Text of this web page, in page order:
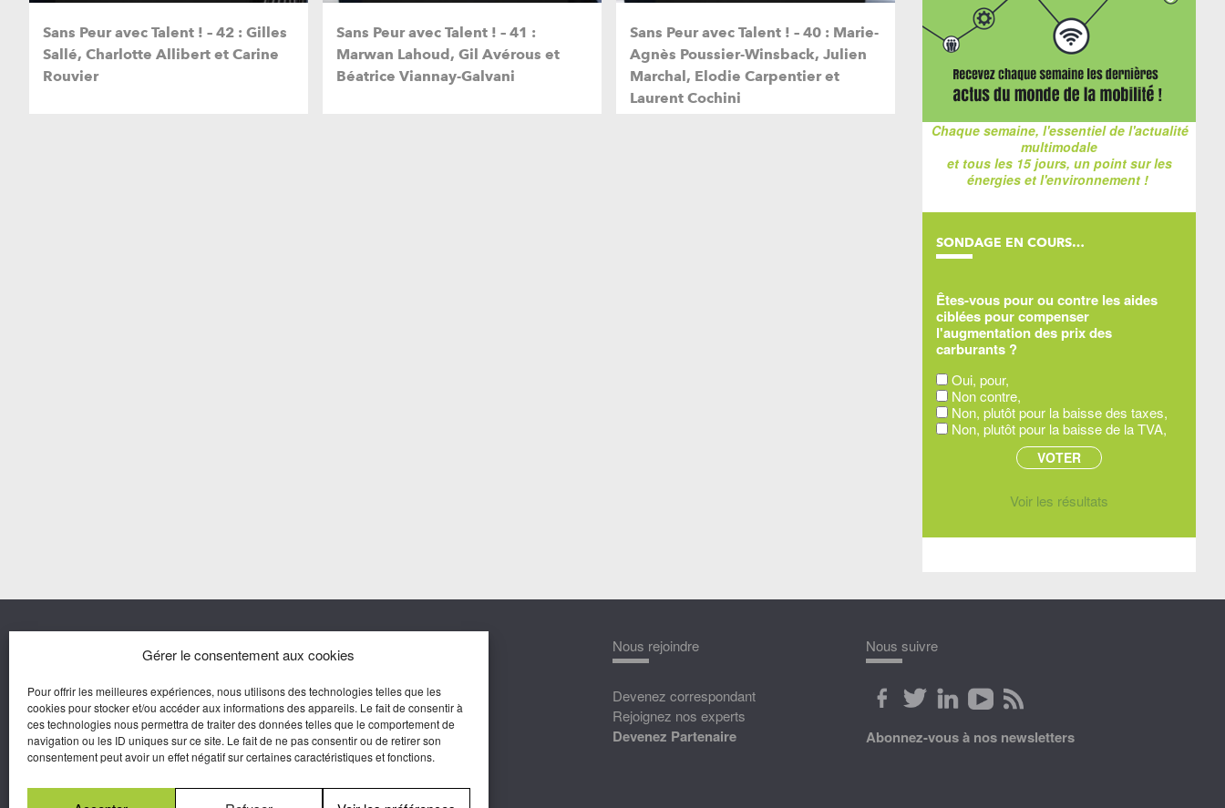
Gérer le consentement aux cookies
Pour offrir les meilleures expériences, nous utilisons des technologies telles que les
cookies pour stocker et/ou accéder aux informations des appareils. Le fait de consentir à
ces technologies nous permettra de traiter des données telles que le comportement de
navigation ou les ID uniques sur ce site. Le fait de ne pas consentir ou de retirer son
consentement peut avoir un effet négatif sur certaines caractéristiques et fonctions.
Sans Peur avec Talent ! – 42 : Gilles
Sallé, Charlotte Allibert et Carine
Rouvier
Sans Peur avec Talent ! – 41 :
Marwan Lahoud, Gil Avérous et
Béatrice Viannay-Galvani
Sans Peur avec Talent ! – 40 : Marie-
Agnès Poussier-Winsback, Julien
Marchal, Elodie Carpentier et
Laurent Cochini
Chaque semaine, l'essentiel de l'actualité
multimodale
et tous les 15 jours, un point sur les
énergies et l'environnement !
SONDAGE EN COURS…
Êtes-vous pour ou contre les aides
ciblées pour compenser
l'augmentation des prix des
carburants ?
Oui, pour,
Non contre,
Non, plutôt pour la baisse des taxes,
Non, plutôt pour la baisse de la TVA,
Voir les résultats
Une marque d’Agora Médias,
Éditeur de presse.
Agora Médias
Yves Guittat
Nous rejoindre
Devenez correspondant
Rejoignez nos experts
Devenez Partenaire
Nous suivre
Abonnez-vous à nos newsletters